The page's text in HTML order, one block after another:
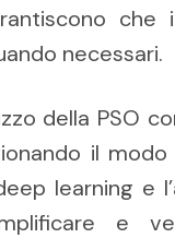
che
necessari.
della PSO
il
learning e
e